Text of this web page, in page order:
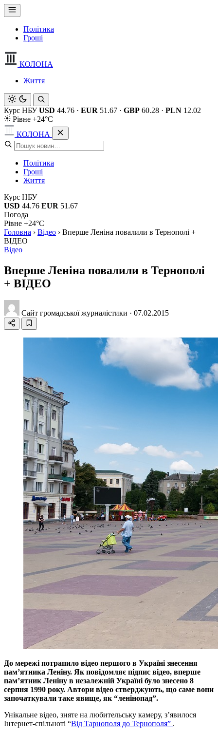
Політика
Гроші
КОЛОНА
Життя
Курс НБУ USD 44.76 · EUR 51.67 · GBP 60.28 · PLN 12.02
Рівне +24°C
КОЛОНА
Політика
Гроші
Життя
Курс НБУ
USD 44.76 EUR 51.67
Погода
Рівне +24°C
Головна › Відео › Вперше Леніна повалили в Тернополі +
ВІДЕО
Відео
Вперше Леніна повалили в Тернополі
+ ВІДЕО
Сайт громадської журналістики · 07.02.2015
До мережі потрапило відео першого в Україні знесення
пам’ятника Леніну. Як повідомляє підпис відео, вперше
пам’ятник Леніну в незалежній Україні було знесено 8
серпня 1990 року. Автори відео стверджують, що саме вони
започаткували таке явище, як “ленінопад”.
Унікальне відео, зняте на любительську камеру, з’явилося
Інтернет-спільноті “Від Тарнополя до Тернополя” .